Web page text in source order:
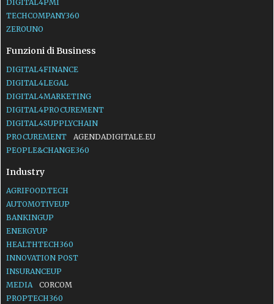
DIGITAL4PMI
TECHCOMPANY360
ZEROUNO
Funzioni di Business
DIGITAL4FINANCE
DIGITAL4LEGAL
DIGITAL4MARKETING
DIGITAL4PROCUREMENT
DIGITAL4SUPPLYCHAIN
PROCUREMENT
AGENDADIGITALE.EU
PEOPLE&CHANGE360
Industry
AGRIFOOD.TECH
AUTOMOTIVEUP
BANKINGUP
ENERGYUP
HEALTHTECH360
INNOVATION POST
INSURANCEUP
MEDIA
CORCOM
PROPTECH360